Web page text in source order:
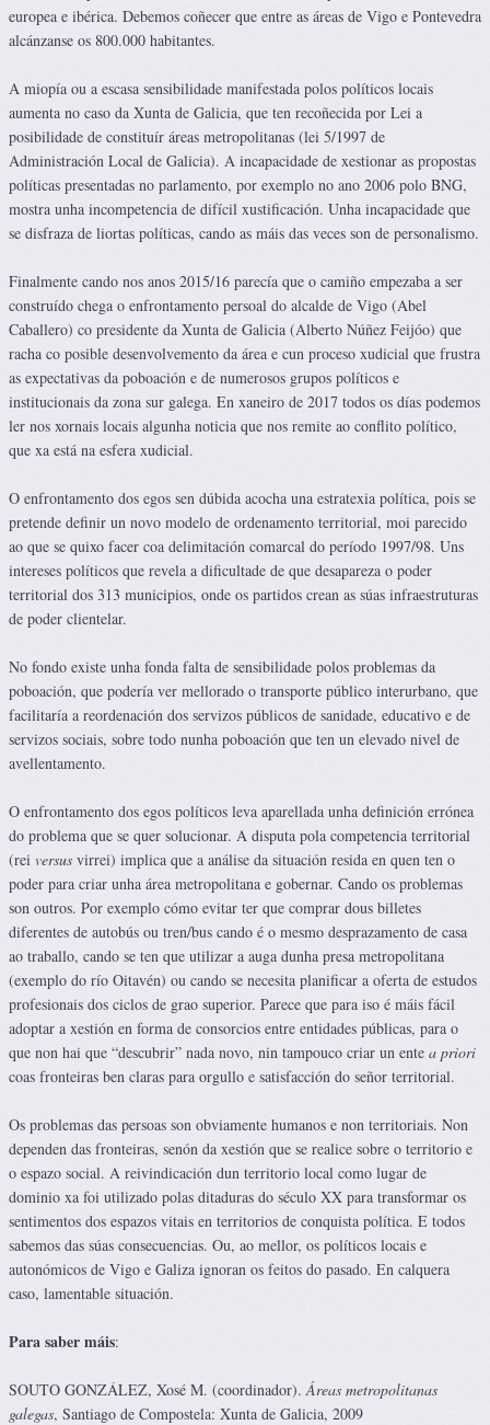
europea e ibérica. Debemos coñecer que entre as áreas de Vigo e Pontevedra
alcánzanse os 800.000 habitantes.
A miopía ou a escasa sensibilidade manifestada polos políticos locais
aumenta no caso da Xunta de Galicia, que ten recoñecida por Lei a
posibilidade de constituír áreas metropolitanas (lei 5/1997 de
Administración Local de Galicia). A incapacidade de xestionar as propostas
políticas presentadas no parlamento, por exemplo no ano 2006 polo BNG,
mostra unha incompetencia de difícil xustificación. Unha incapacidade que
se disfraza de liortas políticas, cando as máis das veces son de personalismo.
Finalmente cando nos anos 2015/16 parecía que o camiño empezaba a ser
construído chega o enfrontamento persoal do alcalde de Vigo (Abel
Caballero) co presidente da Xunta de Galicia (Alberto Núñez Feijóo) que
racha co posible desenvolvemento da área e cun proceso xudicial que frustra
as expectativas da poboación e de numerosos grupos políticos e
institucionais da zona sur galega. En xaneiro de 2017 todos os días podemos
ler nos xornais locais algunha noticia que nos remite ao conflito político,
que xa está na esfera xudicial.
O enfrontamento dos egos sen dúbida acocha una estratexia política, pois se
pretende definir un novo modelo de ordenamento territorial, moi parecido
ao que se quixo facer coa delimitación comarcal do período 1997/98. Uns
intereses políticos que revela a dificultade de que desapareza o poder
territorial dos 313 municipios, onde os partidos crean as súas infraestruturas
de poder clientelar.
No fondo existe unha fonda falta de sensibilidade polos problemas da
poboación, que podería ver mellorado o transporte público interurbano, que
facilitaría a reordenación dos servizos públicos de sanidade, educativo e de
servizos sociais, sobre todo nunha poboación que ten un elevado nivel de
avellentamento.
O enfrontamento dos egos políticos leva aparellada unha definición errónea
do problema que se quer solucionar. A disputa pola competencia territorial
(rei versus virrei) implica que a análise da situación resida en quen ten o
poder para criar unha área metropolitana e gobernar. Cando os problemas
son outros. Por exemplo cómo evitar ter que comprar dous billetes
diferentes de autobús ou tren/bus cando é o mesmo desprazamento de casa
ao traballo, cando se ten que utilizar a auga dunha presa metropolitana
(exemplo do río Oitavén) ou cando se necesita planificar a oferta de estudos
profesionais dos ciclos de grao superior. Parece que para iso é máis fácil
adoptar a xestión en forma de consorcios entre entidades públicas, para o
que non hai que “descubrir” nada novo, nin tampouco criar un ente a priori
coas fronteiras ben claras para orgullo e satisfacción do señor territorial.
Os problemas das persoas son obviamente humanos e non territoriais. Non
dependen das fronteiras, senón da xestión que se realice sobre o territorio e
o espazo social. A reivindicación dun territorio local como lugar de
dominio xa foi utilizado polas ditaduras do século XX para transformar os
sentimentos dos espazos vitais en territorios de conquista política. E todos
sabemos das súas consecuencias. Ou, ao mellor, os políticos locais e
autonómicos de Vigo e Galiza ignoran os feitos do pasado. En calquera
caso, lamentable situación.
Para saber máis:
SOUTO GONZÁLEZ, Xosé M. (coordinador).Áreas metropolitanas
galegas, Santiago de Compostela: Xunta de Galicia, 2009